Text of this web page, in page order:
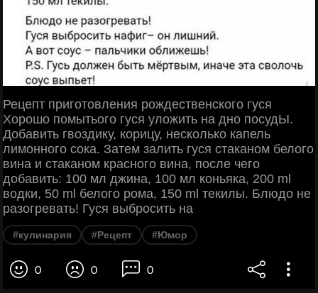
Рецепт приготовления рождественского гуся
Хорошо помытього гуся уложить на дно посудЫ.
Добавить гвоздику, корицу, несколько капель
лимонного сока. Затем залить гуся стаканом белого
вина и стаканом красного вина, после чего
добавить: 100 мл джина, 100 мл коньяка, 200 ml
водки, 50 ml белого рома, 150 ml текилы. Блюдо не
разогревать! Гуся выбросить на
#кулинария #Рецепт #Юмор
0 0 0